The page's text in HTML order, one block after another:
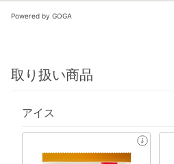
Powered by GOGA
取り扱い商品
アイス